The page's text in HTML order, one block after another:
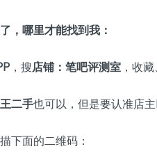
，哪里才能找到我：
，搜店铺： 笔吧评测室 ，收
二手也可以，但是要认准店主
下面的二维码：